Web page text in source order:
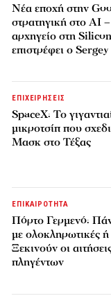
Νέα εποχή στην
στρατηγική στο AI
αρχηγείο στη
επιστρέφει ο
ΕΠΙΧΕΙΡΗΣΕΙΣ
SpaceX: Το
μικροτσίπ που
Μασκ στο Τέξας
ΕΠΙΚΑΙΡΟΤΗΤΑ
Πόρτο Γερμενό:
με ολοκληρωτικές
Ξεκινούν οι
πληγέντων